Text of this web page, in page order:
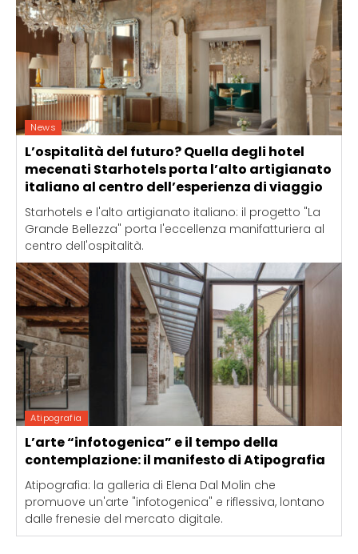
News
L’ospitalità del futuro? Quella degli hotel
mecenati Starhotels porta l’alto artigianato
italiano al centro dell’esperienza di viaggio
Starhotels e l'alto artigianato italiano: il progetto "La
Grande Bellezza" porta l'eccellenza manifatturiera al
centro dell'ospitalità.
Atipografia
L’arte “infotogenica” e il tempo della
contemplazione: il manifesto di Atipografia
Atipografia: la galleria di Elena Dal Molin che
promuove un'arte "infotogenica" e riflessiva, lontano
dalle frenesie del mercato digitale.